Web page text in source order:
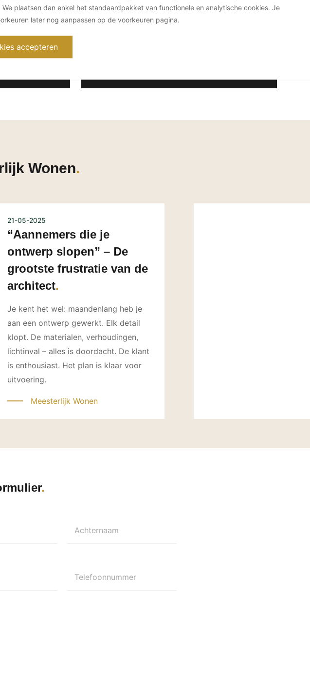
Wonen
21-05-2025
“Aannemers die je
ontwerp slopen” – De
grootste frustratie van de
architect
Je kent het wel: maandenlang heb je
aan een ontwerp gewerkt. Elk detail
klopt. De materialen, verhoudingen,
lichtinval – alles is doordacht. De klant
is enthousiast. Het plan is klaar voor
uitvoering.
Meesterlijk Wonen
Achternaam
Telefoonnummer
We plaatsen dan enkel het standaardpakket van functionele en analytische cookies. Je
later nog aanpassen op de voorkeuren pagina.
accepteren